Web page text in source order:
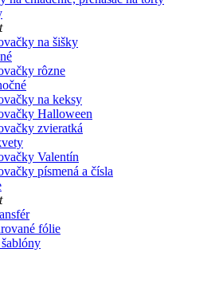
na šišky
rôzne
na keksy
Halloween
zvieratká
Valentín
písmená a čísla
fólie